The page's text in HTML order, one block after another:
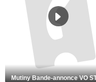
Mutiny Bande-annonce VO